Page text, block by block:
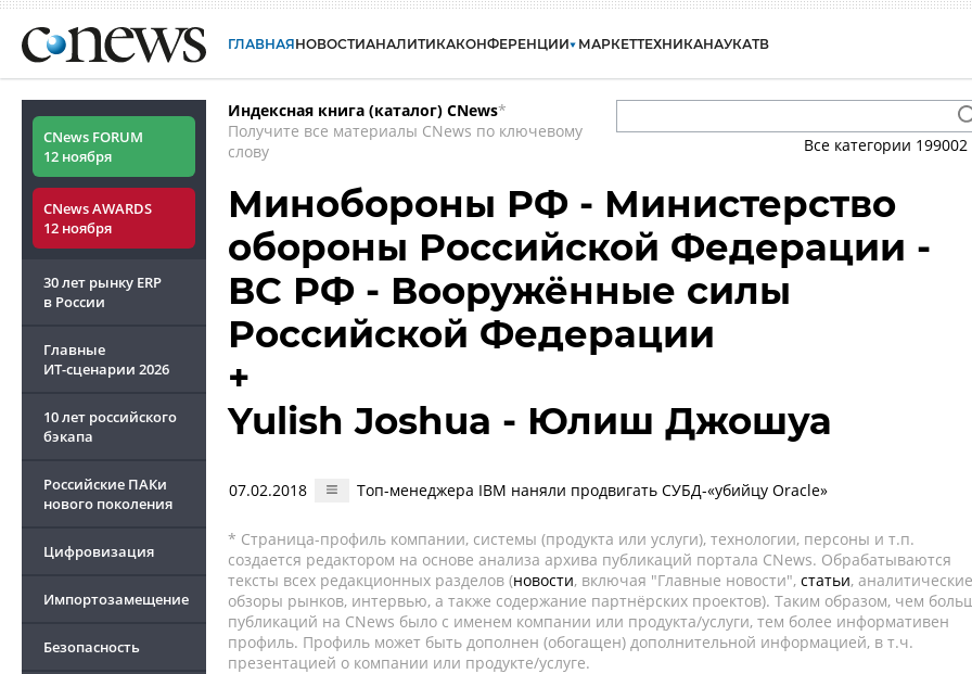
ГЛАВНАЯНОВОСТИАНАЛИТИКАКОНФЕРЕНЦИИ МАРКЕТТЕХНИКАНАУКАТВ
CNews FORUM
12 ноября
CNews AWARDS
12 ноября
30 лет рынку ERP
в России
Главные
ИТ-сценарии 2026
10 лет российского
бэкапа
Российские ПАКи
нового поколения
Цифровизация
Импортозамещение
Безопасность
Индексная книга (каталог) CNews*
Получите все материалы CNews по ключевому
слову
Все категории 199002
Минобороны РФ - Министерство
обороны Российской Федерации -
ВС РФ - Вооружённые силы
Российской Федерации
+
Yulish Joshua - Юлиш Джошуа
07.02.2018 Топ-менеджера IBM наняли продвигать СУБД-«убийцу Oracle»
* Страница-профиль компании, системы (продукта или услуги), технологии, персоны и т.п.
создается редактором на основе анализа архива публикаций портала CNews. Обрабатываются
тексты всех редакционных разделов (новости, включая "Главные новости", статьи, аналитические
обзоры рынков, интервью, а также содержание партнёрских проектов). Таким образом, чем
публикаций на CNews было с именем компании или продукта/услуги, тем более информативен
профиль. Профиль может быть дополнен (обогащен) дополнительной информацией, в т.ч.
презентацией о компании или продукте/услуге.